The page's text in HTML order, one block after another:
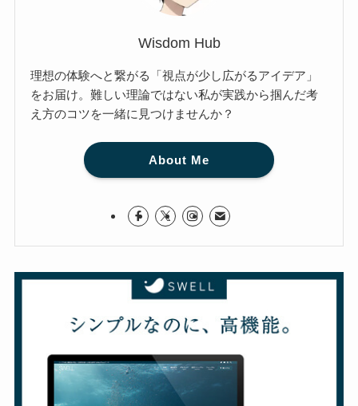
Wisdom Hub
理想の体験へと繋がる「視点が少し広がるアイデア」
をお届け。難しい理論ではない私が実践から掴んだ考
え方のコツを一緒に見つけませんか？
About Me